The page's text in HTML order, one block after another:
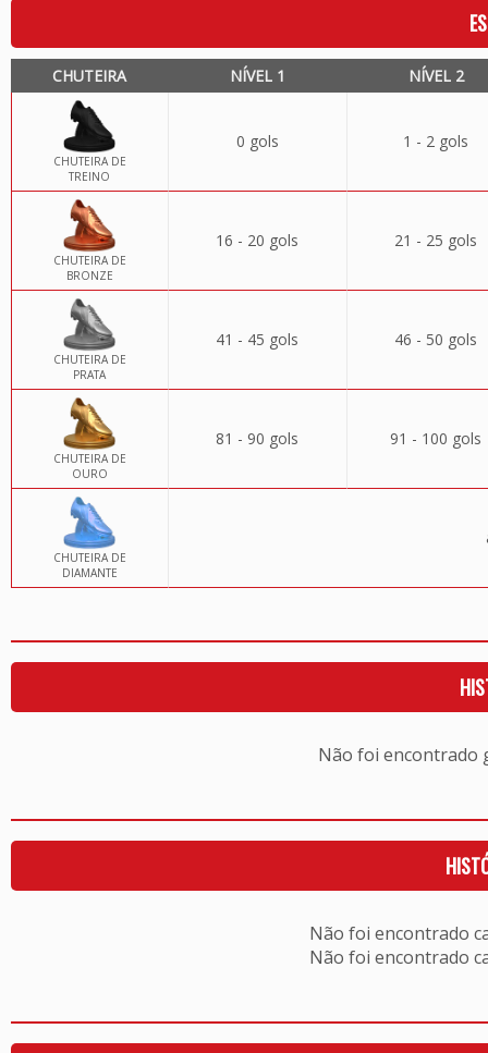
CHUTEIRA NÍVEL 1 NÍVEL 2
CHUTEIRA DE
TREINO
0 gols 1 - 2 gols
CHUTEIRA DE
BRONZE
16 - 20 gols 21 - 25 gols
CHUTEIRA DE
PRATA
41 - 45 gols 46 - 50 gols
CHUTEIRA DE
OURO
81 - 90 gols 91 - 100 gols
CHUTEIRA DE
DIAMANTE
Não foi encontrado
Não foi encontrado
Não foi encontrado